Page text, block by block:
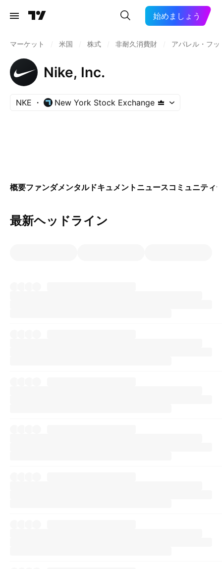
始めましょう
マーケット 米国 株式 非耐久消費財 アパレル・フ
Nike, Inc.
NKE New York Stock Exchange
概要ファンダメンタルドキュメント ニュースコミュニティ
最新ヘッドライン